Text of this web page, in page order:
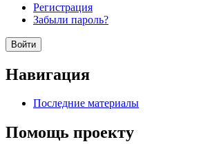
Регистрация
Забыли пароль?
Навигация
Последние материалы
Помощь проекту